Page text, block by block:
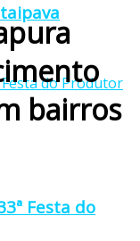
Festa do
bairros